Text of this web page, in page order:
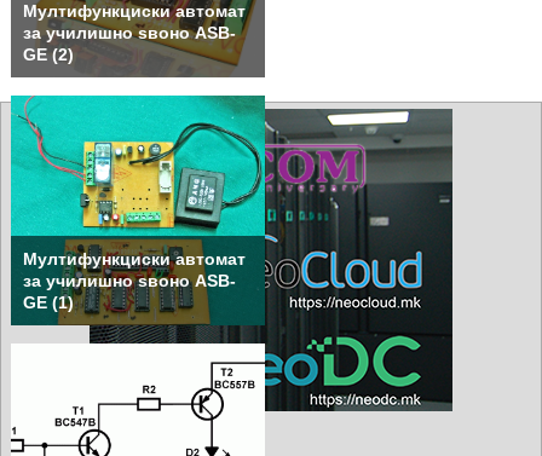
Мултифункциски автомат
за училишно ѕвоно ASB-
GE (2)
Мултифункциски автомат
за училишно ѕвоно ASB-
GE (1)